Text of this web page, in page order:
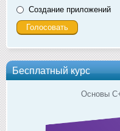
Создание приложений
Бесплатный курс
Основы